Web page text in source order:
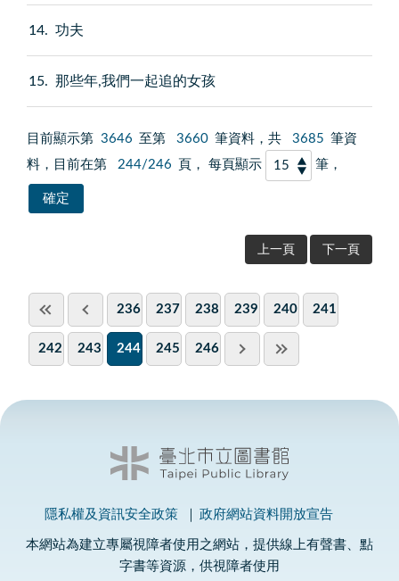
14 功夫
15 那些年,我們一起追的女孩
目前顯示第 3646 至第 3660 筆資料，共 3685 筆資
料，目前在第
244/246 頁， 每頁顯示 筆，
上一頁 下一頁
236 237 238 239 240 241
242 243 244 245 246
隱私權及資訊安全政策 政府網站資料開放宣告
本網站為建立專屬視障者使用之網站，提供線上有聲書、點
字書等資源，供視障者使用